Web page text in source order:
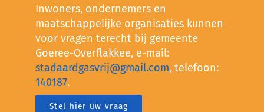
Inwoners, ondernemers en
maatschappelijke organisaties kunnen
voor vragen terecht bij gemeente
Goeree-Overflakkee, e-mail:
stadaardgasvrij@gmail.com, telefoon:
140187.
Stel hier uw vraag